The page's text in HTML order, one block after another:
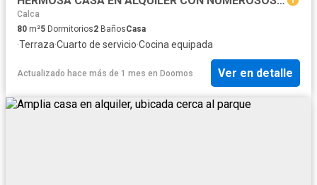
Calca
80 m²5 Dormitorios2 BañosCasa
·Terraza·Cuarto de servicio·Cocina equipada
Actualizado hace más de 1 mes en Doomos Ver en detalle